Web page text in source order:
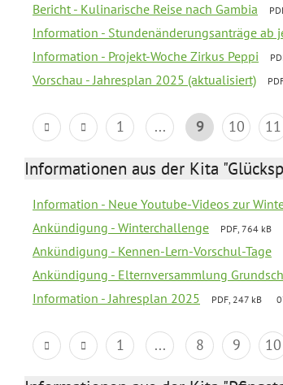
Bericht - Kulinarische Reise nach Gambia
Information - Stundenänderungsanträge ab
Information - Projekt-Woche Zirkus Peppi
Vorschau - Jahresplan 2025 (aktualisiert)
1 ... 9 10 11
Informationen aus der Kita
Information - Neue Youtube-Videos zur
Ankündigung - Winterchallenge PDF, 764 kB
Ankündigung - Kennen-Lern-Vorschul-Tage
Ankündigung - Elternversammlung
Information - Jahresplan 2025 PDF, 247 kB
1 ... 8 9 10